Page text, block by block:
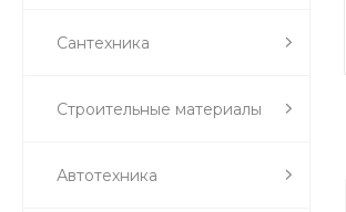
Сантехника
Строительные материалы
Автотехника